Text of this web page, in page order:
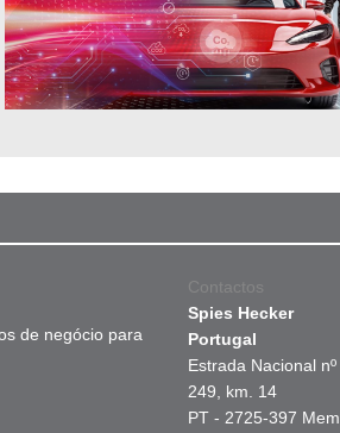
de negócio para
Contactos
Spies Hecker
Portugal
Estrada Nacional nº
249, km. 14
PT - 2725-397 Mem